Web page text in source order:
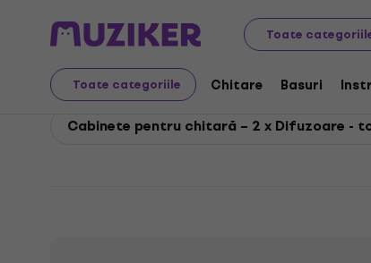
Toate
Toate categoriile Chitare Basuri
Marshall Chitare Cabinete pentru chitară
Marshall Cabinete
Cabinete pentru chitară – 2 x Difuzoare -